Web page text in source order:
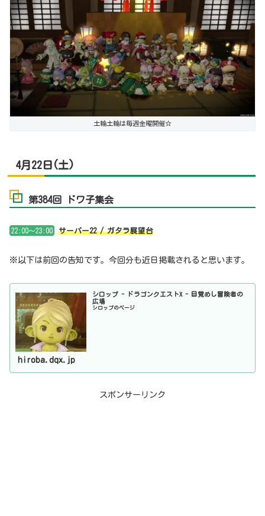
土輪土輪は毎週金曜開催☆
4月22日(土)
第384回 ドワ子集会
22:00～23:00 サーバー22 / ガタラ展望台
※以下は前回の告知です。今回分も近日掲載されると思います。
シロップ - ドラゴンクエストX - 目覚めし冒険者の
広場
シロップのページ
hiroba.dqx.jp
スポンサーリンク